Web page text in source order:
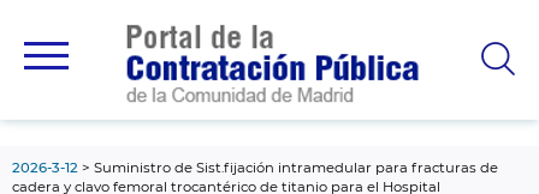
principal
2026-3-12
Suministro de Sist.fijación intramedular para fracturas de
cadera y clavo femoral trocantérico de titanio para el Hospital